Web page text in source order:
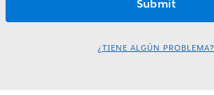
¿TIENE ALGÚN PROBLEMA?